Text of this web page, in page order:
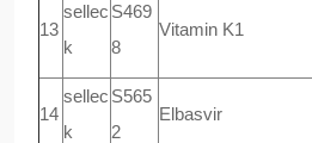
13
sellec
k
S469
8
Vitamin K1
14
sellec
k
S565
2
Elbasvir